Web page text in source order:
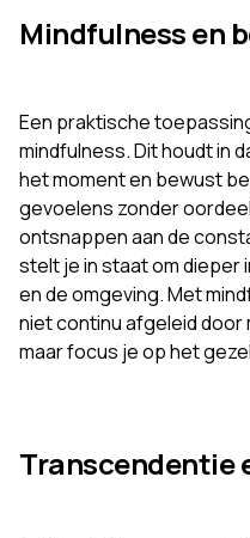
Mindfulness en
Een praktische
mindfulness. Dit houdt in
het moment en bewust
gevoelens zonder
ontsnappen aan de
stelt je in staat om dieper
en de omgeving. Met
niet continu afgeleid
maar focus je op het
Transcendentie